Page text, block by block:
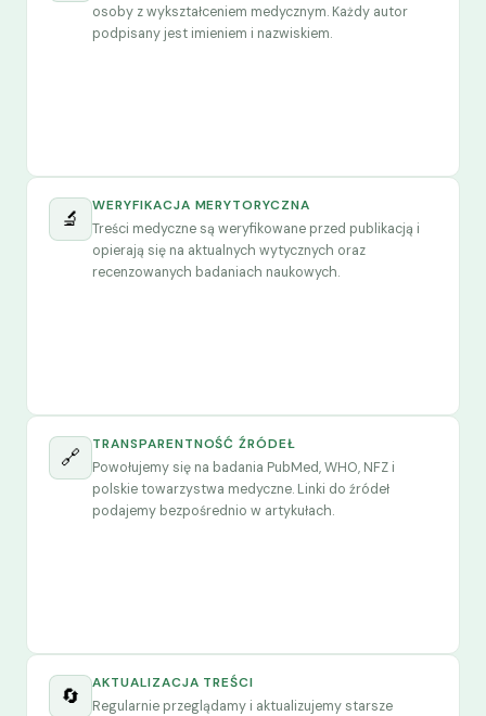
osoby z wykształceniem medycznym. Każdy autor
podpisany jest imieniem i nazwiskiem.
🔬
WERYFIKACJA MERYTORYCZNA
Treści medyczne są weryfikowane przed publikacją i
opierają się na aktualnych wytycznych oraz
recenzowanych badaniach naukowych.
🔗
TRANSPARENTNOŚĆ ŹRÓDEŁ
Powołujemy się na badania PubMed, WHO, NFZ i
polskie towarzystwa medyczne. Linki do źródeł
podajemy bezpośrednio w artykułach.
🔄
AKTUALIZACJA TREŚCI
Regularnie przeglądamy i aktualizujemy starsze